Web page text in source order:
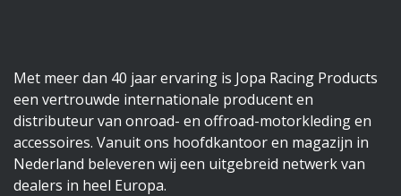
Met meer dan 40 jaar ervaring is Jopa Racing Products
een vertrouwde internationale producent en
distributeur van onroad- en offroad-motorkleding en
accessoires. Vanuit ons hoofdkantoor en magazijn in
Nederland beleveren wij een uitgebreid netwerk van
dealers in heel Europa.